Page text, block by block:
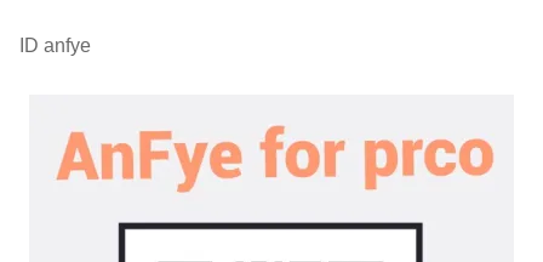
ID anfye